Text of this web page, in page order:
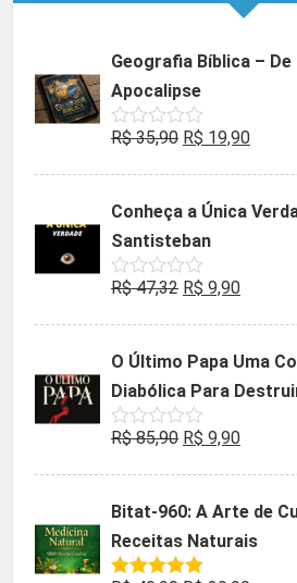
Geografia Bíblica – De
Apocalipse
Avaliação
de
R$35,90 O
era:
R$ 35,90.
R$ 19,90O
é:
Conheça a Única
Santisteban
Avaliação
de
R$47,32 O
era:
R$ 47,32.
R$ 9,90O
é:
R$
O Último Papa Uma
Diabólica Para
Avaliação
de
R$85,90 O
era:
R$ 85,90.
R$ 9,90O
é:
R$ 9,90.
Bitat-960: A Arte de
Receitas Naturais